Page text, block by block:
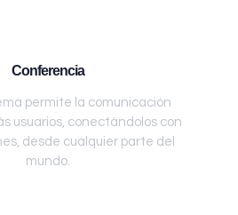
Conferencia
permite la comunicación
usuarios, conectándolos con
desde cualquier parte del
mundo.